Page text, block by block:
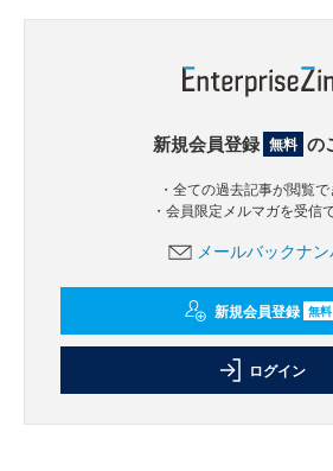
新規会員登録 無料 の
・全ての過去記事が閲覧
・会員限定メルマガを受信
メールバックナ
新規会員登録 無料
ログイン